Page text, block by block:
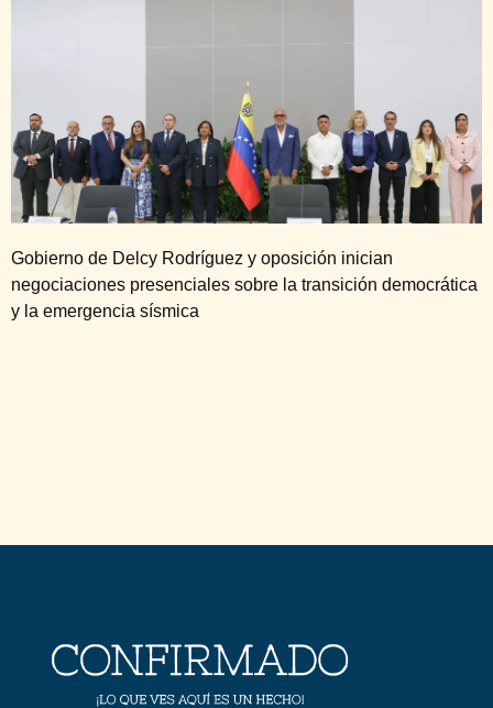
Gobierno de Delcy Rodríguez y oposición inician
negociaciones presenciales sobre la transición democrática
y la emergencia sísmica